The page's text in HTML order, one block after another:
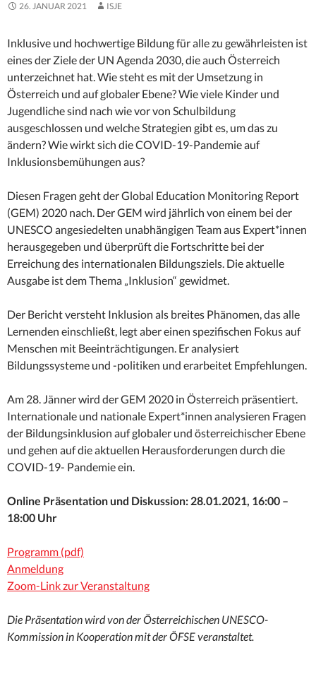
26. JANUAR 2021 ISJE
Inklusive und hochwertige Bildung für alle zu gewährleisten ist
eines der Ziele der UN Agenda 2030, die auch Österreich
unterzeichnet hat. Wie steht es mit der Umsetzung in
Österreich und auf globaler Ebene? Wie viele Kinder und
Jugendliche sind nach wie vor von Schulbildung
ausgeschlossen und welche Strategien gibt es, um das zu
ändern? Wie wirkt sich die COVID-19-Pandemie auf
Inklusionsbemühungen aus?
Diesen Fragen geht der Global Education Monitoring Report
(GEM) 2020 nach. Der GEM wird jährlich von einem bei der
UNESCO angesiedelten unabhängigen Team aus Expert*innen
herausgegeben und überprüft die Fortschritte bei der
Erreichung des internationalen Bildungsziels. Die aktuelle
Ausgabe ist dem Thema „Inklusion“ gewidmet.
Der Bericht versteht Inklusion als breites Phänomen, das alle
Lernenden einschließt, legt aber einen spezifischen Fokus auf
Menschen mit Beeinträchtigungen. Er analysiert
Bildungssysteme und -politiken und erarbeitet Empfehlungen.
Am 28. Jänner wird der GEM 2020 in Österreich präsentiert.
Internationale und nationale Expert*innen analysieren Fragen
der Bildungsinklusion auf globaler und österreichischer Ebene
und gehen auf die aktuellen Herausforderungen durch die
COVID-19- Pandemie ein.
Online Präsentation und Diskussion: 28.01.2021, 16:00 –
18:00 Uhr
Programm (pdf)
Anmeldung
Zoom-Link zur Veranstaltung
Die Präsentation wird von der Österreichischen UNESCO-
Kommission in Kooperation mit der ÖFSE veranstaltet.